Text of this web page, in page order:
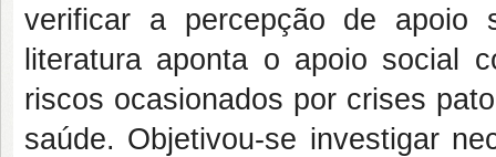
verificar a percepção de apoio
literatura aponta o apoio social
riscos ocasionados por crises
saúde. Objetivou-se investigar